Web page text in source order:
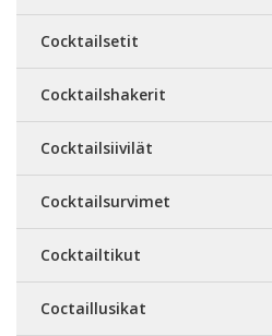
Cocktailsetit
Cocktailshakerit
Cocktailsiivilät
Cocktailsurvimet
Cocktailtikut
Coctaillusikat